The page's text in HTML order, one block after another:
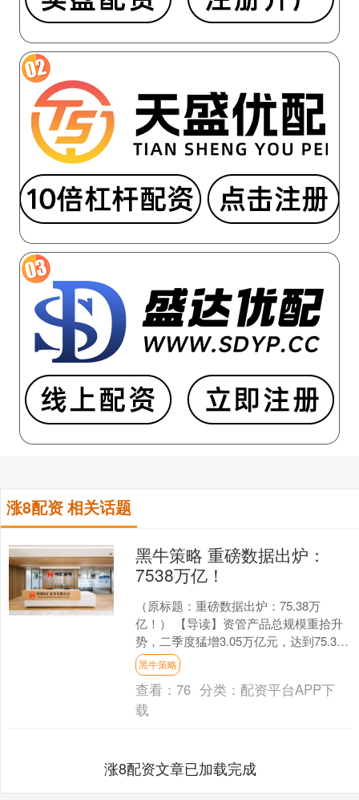
涨8配资 相关话题
黑牛策略 重磅数据出炉：
7538万亿！
（原标题：重磅数据出炉：75.38万
亿！） 【导读】资管产品总规模重拾升
势，二季度猛增3.05万亿元，达到75.38
万亿元 中国基金报记者 吴君 9月4日晚
间，....
黑牛策略
查看：76 分类： 配资平台APP下
载
涨8配资文章已加载完成